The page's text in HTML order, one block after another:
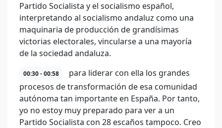
Partido Socialista y el socialismo español,
interpretando al socialismo andaluz como una
maquinaria de producción de grandísimas
victorias electorales, vincularse a una mayoría
de la sociedad andaluza.
00:30 - 00:58
para liderar con ella los grandes
procesos de transformación de esa comunidad
autónoma tan importante en España. Por tanto,
yo no estoy muy preparado para ver a un
Partido Socialista con 28 escaños tampoco. Creo